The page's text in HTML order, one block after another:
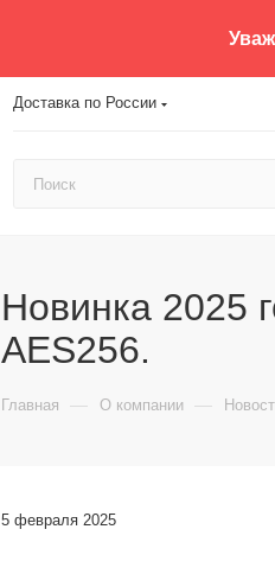
Доставка по России
Новинка 2025
AES256.
Главная — О компании —
5 февраля 2025